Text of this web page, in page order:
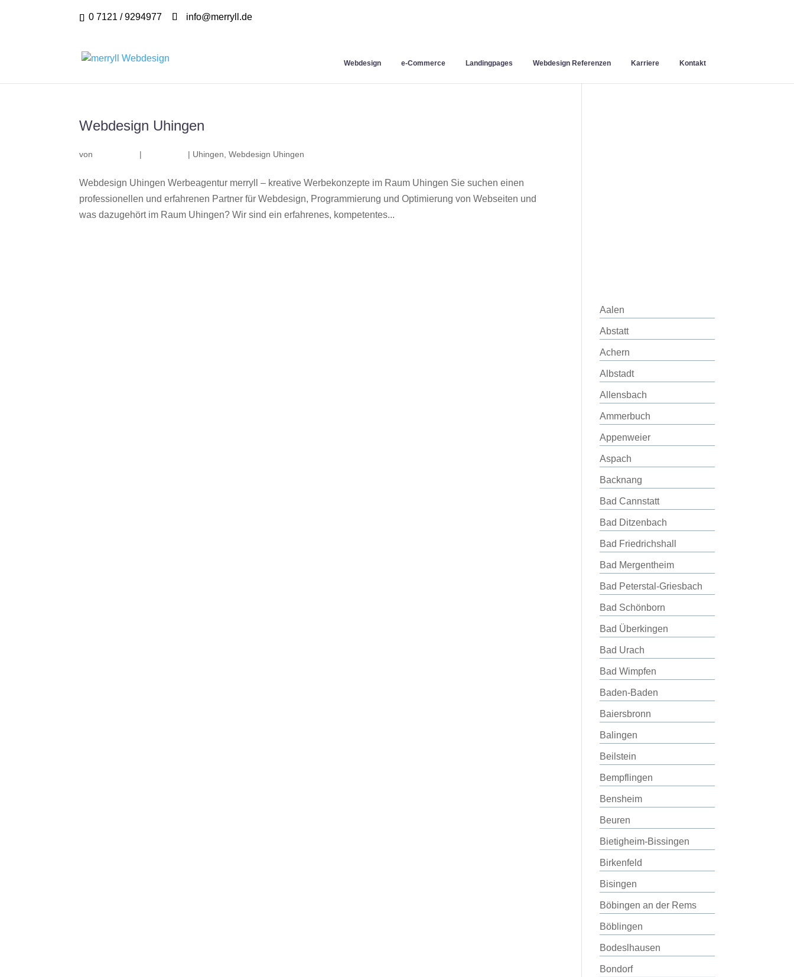
0 7121 / 9294977 info@merryll.de
Webdesign e-Commerce Landingpages Webdesign Referenzen Karriere Kontakt
Webdesign Uhingen
von | | Uhingen ,Webdesign Uhingen
Webdesign Uhingen Werbeagentur merryll – kreative Werbekonzepte im Raum Uhingen Sie suchen einen
professionellen und erfahrenen Partner für Webdesign, Programmierung und Optimierung von Webseiten und
was dazugehört im Raum Uhingen? Wir sind ein erfahrenes, kompetentes...
Aalen
Abstatt
Achern
Albstadt
Allensbach
Ammerbuch
Appenweier
Aspach
Backnang
Bad Cannstatt
Bad Ditzenbach
Bad Friedrichshall
Bad Mergentheim
Bad Peterstal-Griesbach
Bad Schönborn
Bad Überkingen
Bad Urach
Bad Wimpfen
Baden-Baden
Baiersbronn
Balingen
Beilstein
Bempflingen
Bensheim
Beuren
Bietigheim-Bissingen
Birkenfeld
Bisingen
Böbingen an der Rems
Böblingen
Bodeslhausen
Bondorf